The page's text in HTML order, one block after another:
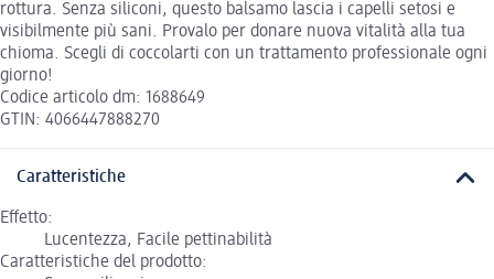
rottura. Senza siliconi, questo balsamo lascia i capelli setosi e
visibilmente più sani. Provalo per donare nuova vitalità alla tua
chioma. Scegli di coccolarti con un trattamento professionale ogni
giorno!
Codice articolo dm: 1688649
GTIN: 4066447888270
Caratteristiche
Effetto:
Lucentezza, Facile pettinabilità
Caratteristiche del prodotto: